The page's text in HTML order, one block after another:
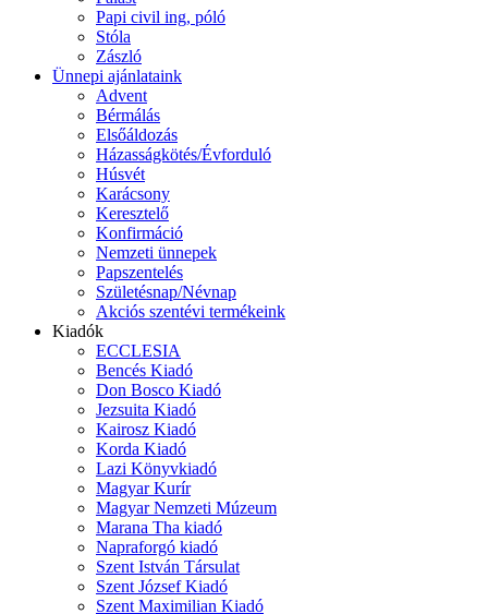
Papi civil ing, póló
Stóla
Zászló
Ünnepi ajánlataink
Advent
Bérmálás
Elsőáldozás
Házasságkötés/Évforduló
Húsvét
Karácsony
Keresztelő
Konfirmáció
Nemzeti ünnepek
Papszentelés
Születésnap/Névnap
Akciós szentévi termékeink
Kiadók
ECCLESIA
Bencés Kiadó
Don Bosco Kiadó
Jezsuita Kiadó
Kairosz Kiadó
Korda Kiadó
Lazi Könyvkiadó
Magyar Kurír
Magyar Nemzeti Múzeum
Marana Tha kiadó
Napraforgó kiadó
Szent István Társulat
Szent József Kiadó
Szent Maximilian Kiadó